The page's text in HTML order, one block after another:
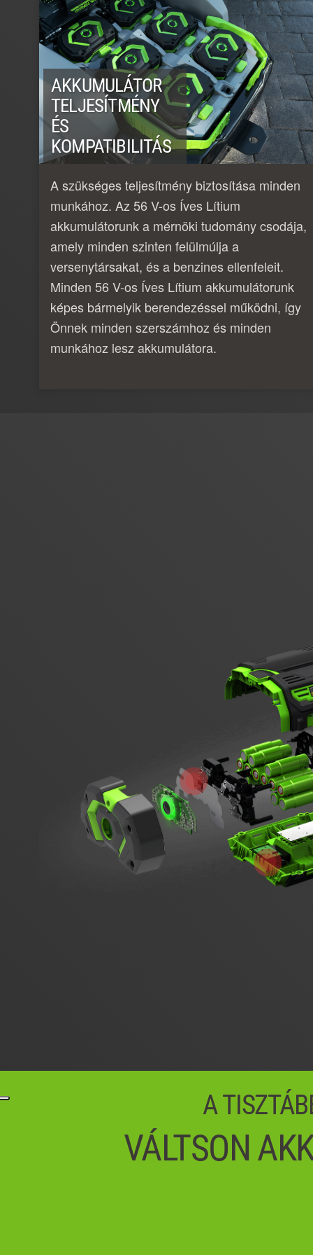
AKKUMULÁTOR
TELJESÍTMÉNY
ÉS
KOMPATIBILITÁS
A szükséges teljesítmény biztosítása minden
munkához. Az 56 V-os Íves Lítium
akkumulátorunk a mérnöki tudomány csodája,
amely minden szinten felülmúlja a
versenytársakat, és a benzines ellenfeleit.
Minden 56 V-os Íves Lítium akkumulátorunk
képes bármelyik berendezéssel működni, így
Önnek minden szerszámhoz és minden
munkához lesz akkumulátora.
A
VÁLTSON